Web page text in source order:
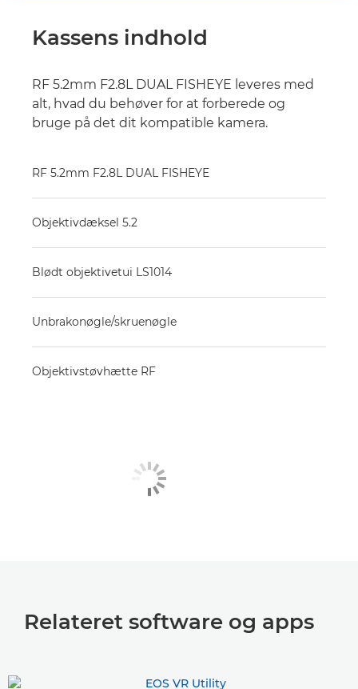
Kassens indhold
RF 5.2mm F2.8L DUAL FISHEYE leveres med
alt, hvad du behøver for at forberede og
bruge på det dit kompatible kamera.
RF 5.2mm F2.8L DUAL FISHEYE
Objektivdæksel 5.2
Blødt objektivetui LS1014
Unbrakonøgle/skruenøgle
Objektivstøvhætte RF
Relateret software og apps